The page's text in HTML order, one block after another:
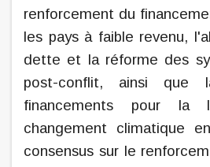
renforcement du
les pays à faible revenu,
dette et la réforme des
post-conflit, ainsi que
financements pour
changement climatique
consensus sur le